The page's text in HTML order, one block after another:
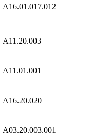
A16.01.017.012
A11.20.003
A11.01.001
A16.20.020
A03.20.003.001